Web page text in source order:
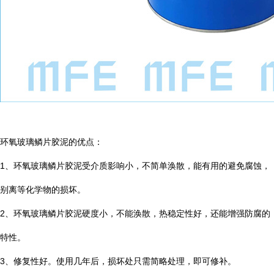
环氧玻璃鳞片胶泥的优点：
1 、环氧玻璃鳞片胶泥受介质影响小，不简单涣散，能有用的避免腐蚀，
别离等化学物的损坏。
2 、环氧玻璃鳞片胶泥硬度小，不能涣散，热稳定性好，还能增强防腐的
特性。
3 、修复性好。使用几年后，损坏处只需简略处理，即可修补。